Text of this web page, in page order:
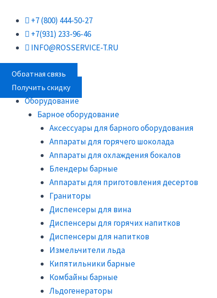
содержимому
+7 (800) 444-50-27
+7(931) 233-96-46
INFO@ROSSERVICE-T.RU
Обратная связь
Получить скидку
Оборудование
Барное оборудование
Аксессуары для барного оборудования
Аппараты для горячего шоколада
Аппараты для охлаждения бокалов
Блендеры барные
Аппараты для приготовления десертов
Граниторы
Диспенсеры для вина
Диспенсеры для горячих напитков
Диспенсеры для напитков
Измельчители льда
Кипятильники барные
Комбайны барные
Льдогенераторы
товаров
товаров
товаров